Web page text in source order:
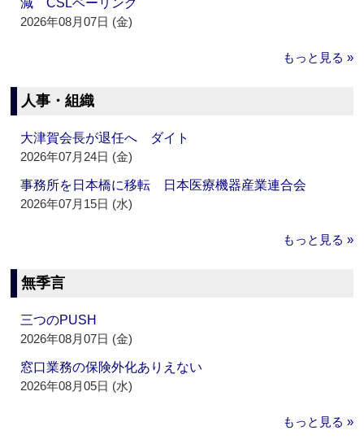
減 CSLベーリング
2026年08月07日 (金)
もっと見る »
人事・組織
大津賀会長が退任へ ダイト
2026年07月24日 (金)
事務所を日本橋に移転 日本医療機器産業連合会
2026年07月15日 (水)
もっと見る »
無季言
三つのPUSH
2026年08月07日 (金)
窓口業務の保険外化ありえない
2026年08月05日 (水)
もっと見る »